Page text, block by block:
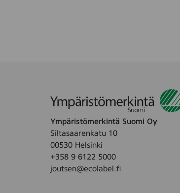
Ympäristömerkintä Suomi Oy
Siltasaarenkatu 10
00530 Helsinki
+358 9 6122 5000
joutsen@ecolabel.fi